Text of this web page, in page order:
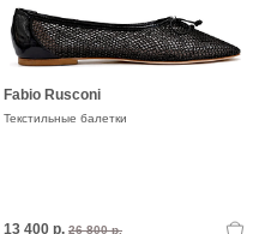
Fabio Rusconi
Текстильные балетки
13 400 р. 26 800 р.